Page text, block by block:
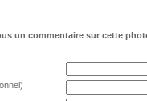
un commentaire sur cette
: